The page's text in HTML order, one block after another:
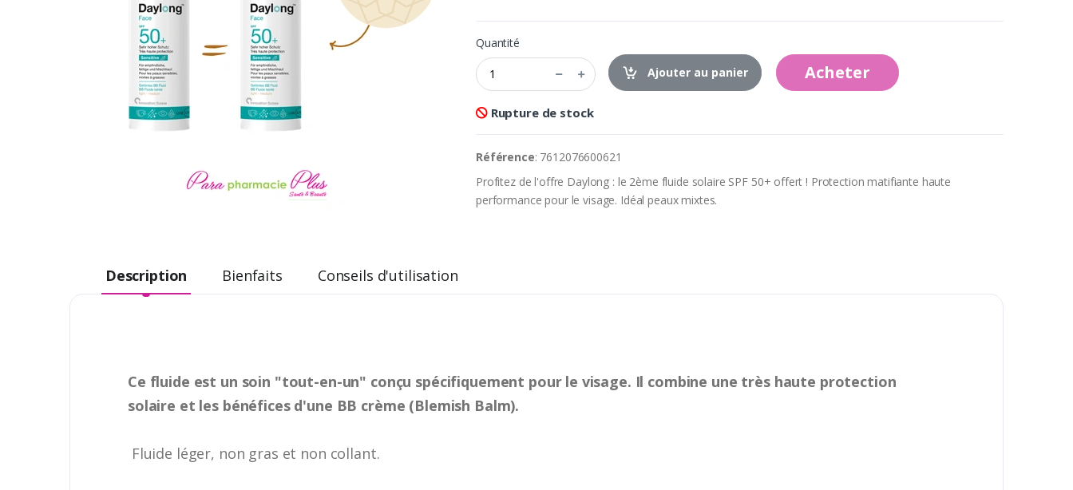
Quantité
Ajouter au panier
Acheter
Rupture de stock
Référence: 7612076600621
Profitez de l'offre Daylong : le 2ème fluide solaire SPF 50+ offert ! Protection matifiante haute
performance pour le visage. Idéal peaux mixtes.
Description Bienfaits Conseils d'utilisation
Ce fluide est un soin "tout-en-un" conçu spécifiquement pour le visage. Il combine une très haute protection
solaire et les bénéfices d'une BB crème (Blemish Balm).
Fluide léger, non gras et non collant.